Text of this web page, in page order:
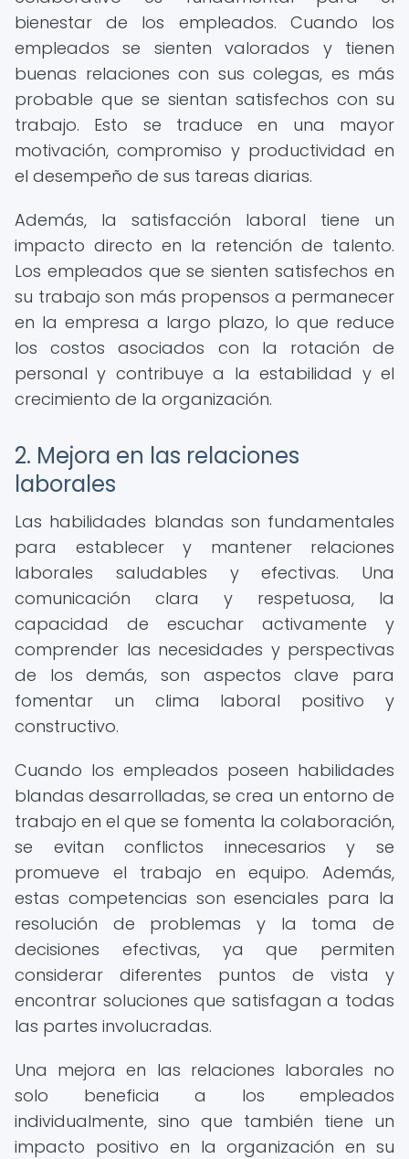
bienestar de los empleados. Cuando los
empleados se sienten valorados y tienen
buenas relaciones con sus colegas, es más
probable que se sientan satisfechos con su
trabajo. Esto se traduce en una mayor
motivación, compromiso y productividad en
el desempeño de sus tareas diarias.
Además, la satisfacción laboral tiene un
impacto directo en la retención de talento.
Los empleados que se sienten satisfechos en
su trabajo son más propensos a permanecer
en la empresa a largo plazo, lo que reduce
los costos asociados con la rotación de
personal y contribuye a la estabilidad y el
crecimiento de la organización.
2. Mejora en las relaciones
laborales
Las habilidades blandas son fundamentales
para establecer y mantener relaciones
laborales saludables y efectivas. Una
comunicación clara y respetuosa, la
capacidad de escuchar activamente y
comprender las necesidades y perspectivas
de los demás, son aspectos clave para
fomentar un clima laboral positivo y
constructivo.
Cuando los empleados poseen habilidades
blandas desarrolladas, se crea un entorno de
trabajo en el que se fomenta la colaboración,
se evitan conflictos innecesarios y se
promueve el trabajo en equipo. Además,
estas competencias son esenciales para la
resolución de problemas y la toma de
decisiones efectivas, ya que permiten
considerar diferentes puntos de vista y
encontrar soluciones que satisfagan a todas
las partes involucradas.
Una mejora en las relaciones laborales no
solo beneficia a los empleados
individualmente, sino que también tiene un
impacto positivo en la organización en su